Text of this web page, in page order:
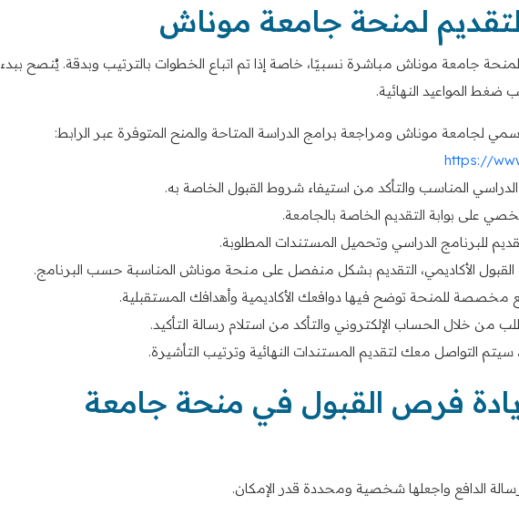
لمنحة جامعة موناش
لمنحة جامعة موناش مباشرة نسبيًا، خاصة إذا تم اتباع الخطوات بالترتيب وبدقة. يُنصح ببدء
ضغط المواعيد النهائية.
لجامعة موناش ومراجعة برامج الدراسة المتاحة والمنح المتوفرة عبر الرابط:
https://
الدراسي المناسب والتأكد من استيفاء شروط القبول الخاصة به.
على بوابة التقديم الخاصة بالجامعة.
للبرنامج الدراسي وتحميل المستندات المطلوبة.
الأكاديمي، التقديم بشكل منفصل على منحة موناش المناسبة حسب البرنامج.
مخصصة للمنحة توضح فيها دوافعك الأكاديمية وأهدافك المستقبلية.
من خلال الحساب الإلكتروني والتأكد من استلام رسالة التأكيد.
التواصل معك لتقديم المستندات النهائية وترتيب التأشيرة.
فرص القبول في منحة جامعة
الدافع واجعلها شخصية ومحددة قدر الإمكان.